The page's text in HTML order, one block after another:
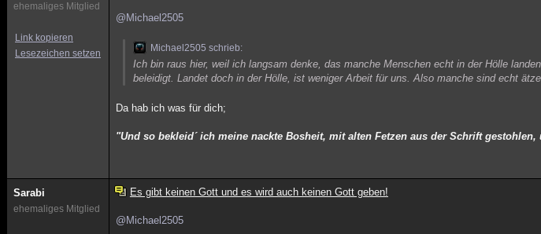
ehemaliges Mitglied
Link kopieren
Lesezeichen setzen
@Michael2505
Michael2505 schrieb:
Ich bin raus hier, weil ich langsam denke, das manche Menschen echt in der Hölle
beleidigt. Landet doch in der Hölle, ist weniger Arbeit für uns. Also manche sind echt
Da hab ich was für dich;
"Und so bekleid´ ich meine nackte Bosheit, mit alten Fetzen aus der Schrift
Sarabi
ehemaliges Mitglied
Es gibt keinen Gott und es wird auch keinen Gott geben!
@Michael2505